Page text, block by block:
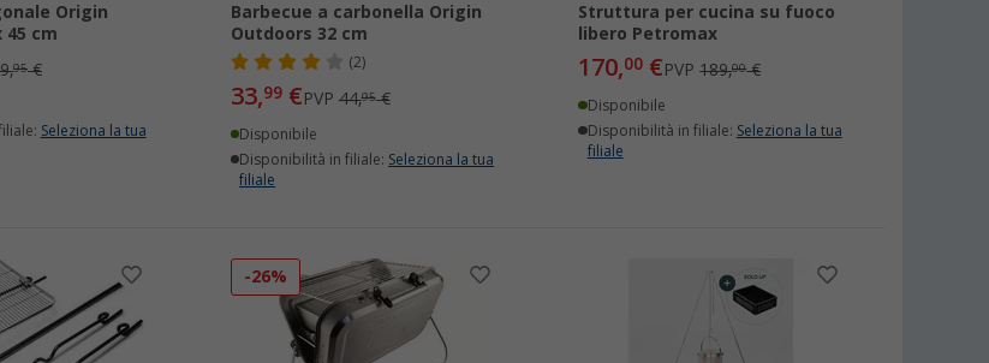
Origin
45 cm
95€
Seleziona la tua
Barbecue a carbonella Origin
Outdoors 32 cm
(2)
33,99€PVP44,95€
Disponibile
Disponibilità in filiale: Seleziona la tua
filiale
Struttura per cucina su fuoco
libero Petromax
170,00 €PVP189,00€
Disponibile
Disponibilità in filiale: Seleziona la tua
filiale
-26%